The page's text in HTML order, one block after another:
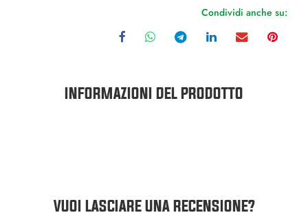
Condividi anche su:
INFORMAZIONI DEL PRODOTTO
VUOI LASCIARE UNA RECENSIONE?